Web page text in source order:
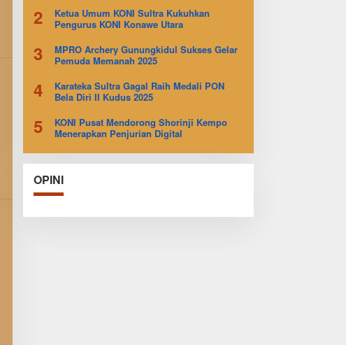
2
Ketua Umum KONI Sultra Kukuhkan
Pengurus KONI Konawe Utara
3
MPRO Archery Gunungkidul Sukses Gelar
Pemuda Memanah 2025
4
Karateka Sultra Gagal Raih Medali PON
Bela Diri II Kudus 2025
5
KONI Pusat Mendorong Shorinji Kempo
Menerapkan Penjurian Digital
OPINI